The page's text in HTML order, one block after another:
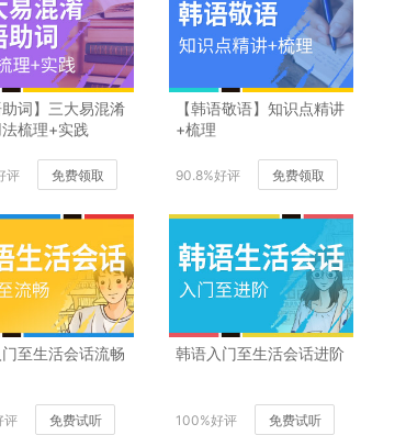
助词】三大易混淆
梳理+实践
评 免费领取
【韩语敬语】知识点精讲
+梳理
90.8%好评 免费领取
至生活会话流畅
评 免费试听
韩语入门至生活会话进阶
100%好评 免费试听